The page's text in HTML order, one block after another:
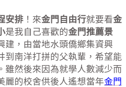
安排 ！來金門自由行就要看金
是我自己喜歡的金門推薦景
建，由當地水頭僑鄉集資興
到南洋打拼的父執輩，希望能
雖然後來因為就學人數減少而
麗的校舍供後人遙想當年金門